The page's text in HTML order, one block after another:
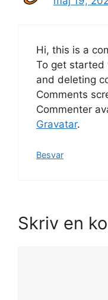
Hi, this is a
To get started
and deleting
Comments
Commenter
Gravatar.
Besvar
Skriv en